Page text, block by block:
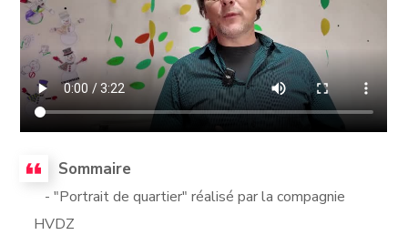
Sommaire
- "Portrait de quartier" réalisé par la compagnie
HVDZ